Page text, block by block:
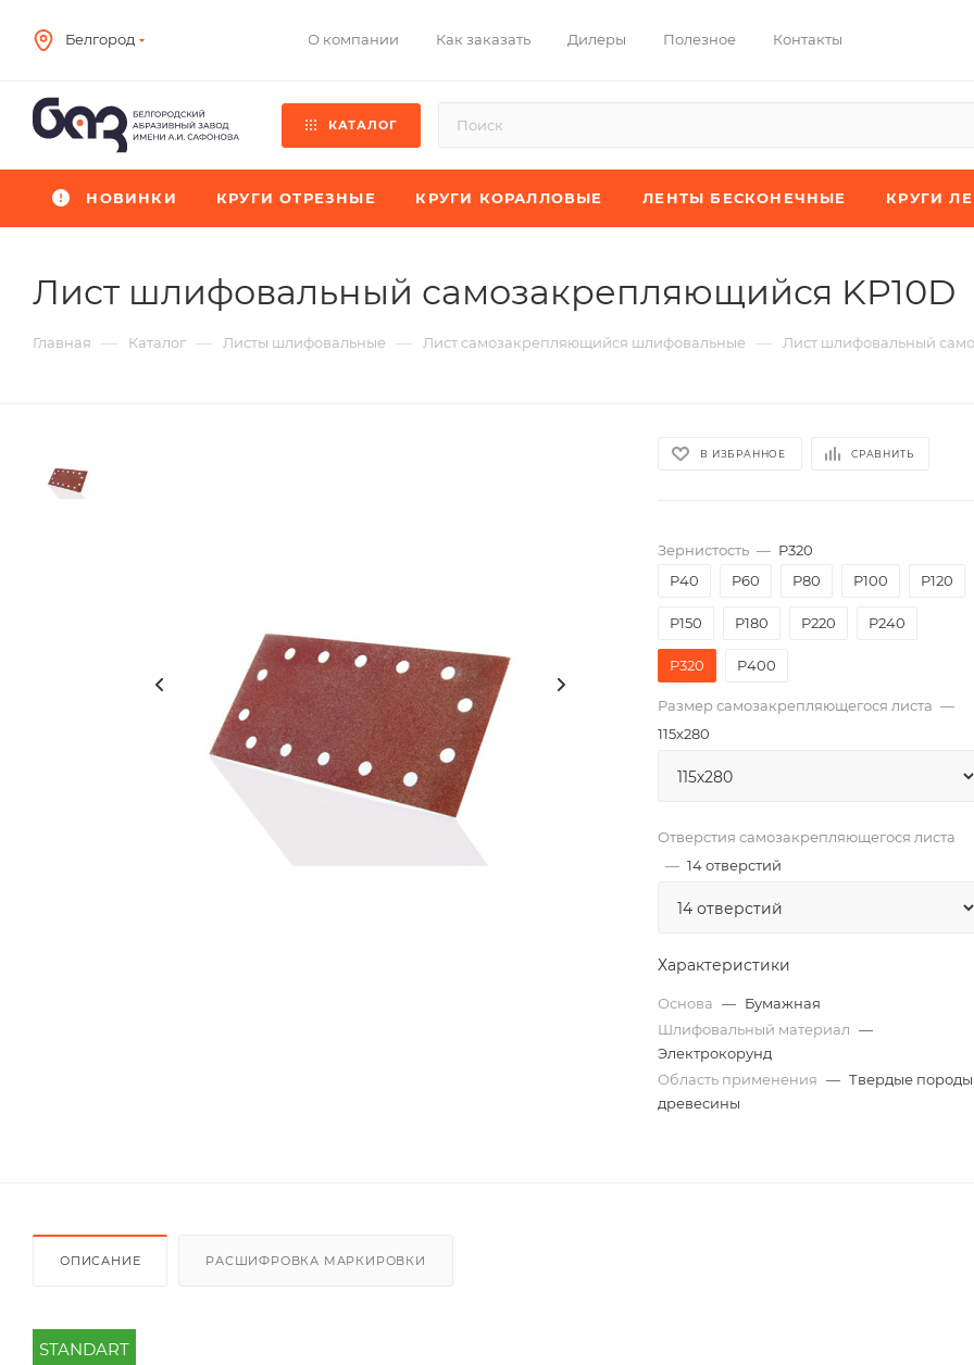
Белгород О компании Как заказать Дилеры Полезное Контакты
КАТАЛОГ
НОВИНКИ КРУГИ ОТРЕЗНЫЕ КРУГИ КОРАЛЛОВЫЕ ЛЕНТЫ БЕСКОНЕЧНЫЕ КРУГИ
Лист шлифовальный самозакрепляющийся KP10D
Главная — Каталог — Листы шлифовальные — Лист самозакрепляющийся шлифовальные — Лист шлифовальный
В ИЗБРАННОЕ СРАВНИТЬ
Зернистость — P320
P40
P60 P80 P100 P120
P150 P180 P220 P240
P320 P400
Размер самозакрепляющегося листа —
115х280
Отверстия самозакрепляющегося листа
— 14 отверстий
Характеристики
Основа — Бумажная
Шлифовальный материал —
Электрокорунд
Область применения — Твердые породы
древесины
ОПИСАНИЕ РАСШИФРОВКА МАРКИРОВКИ
STANDART